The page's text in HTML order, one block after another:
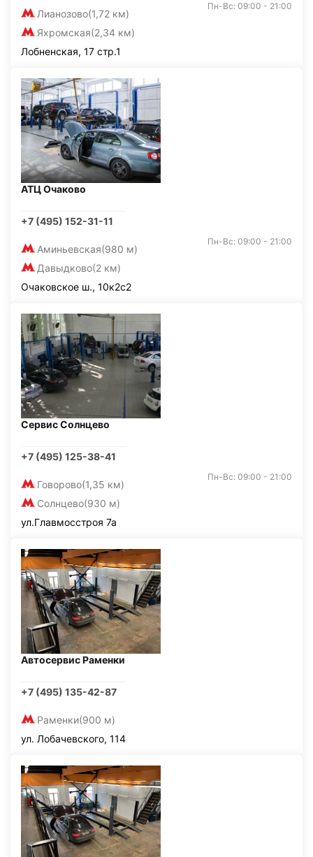
Лианозово(1,72 км)
Яхромская(2,34 км)
Пн-Вс: 09:00 - 21:00
Лобненская, 17 стр.1
АТЦ Очаково
+7 (495) 152-31-11
Аминьевская(980 м)
Давыдково(2 км)
Пн-Вс: 09:00 - 21:00
Очаковское ш., 10к2с2
Сервис Солнцево
+7 (495) 125-38-41
Говорово(1,35 км)
Солнцево(930 м)
Пн-Вс: 09:00 - 21:00
ул.Главмосстроя 7а
Автосервис Раменки
+7 (495) 135-42-87
Раменки(900 м)
ул. Лобачевского, 114